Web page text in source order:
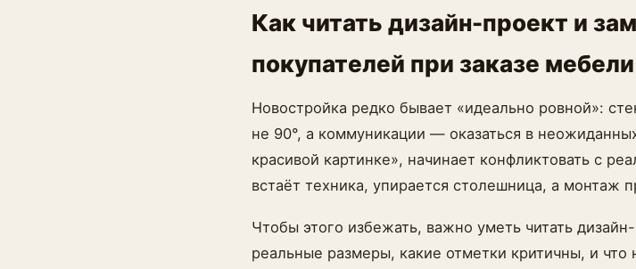
Как читать дизайн-проект и
покупателей при заказе
Новостройка редко бывает «идеально ровной»:
не 90°, а коммуникации — оказаться в
красивой картинке», начинает конфликтовать с
встаёт техника, упирается столешница, а монтаж
Чтобы этого избежать, важно уметь читать
реальные размеры, какие отметки критичны, и